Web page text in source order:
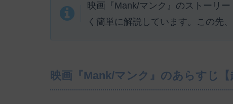
映画『Mank/マンク』のストーリ
く簡単に解説しています。この先
映画『Mank/マンク』のあらすじ【